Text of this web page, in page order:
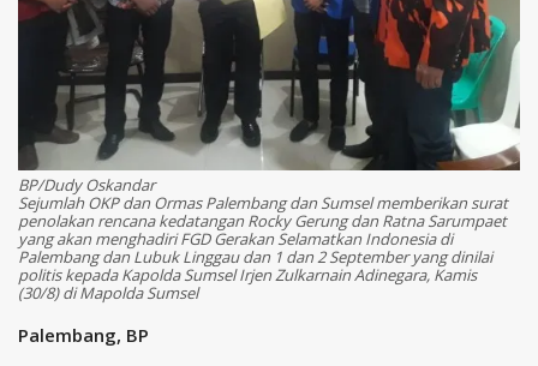
BP/Dudy Oskandar
Sejumlah OKP dan Ormas Palembang dan Sumsel memberikan surat
penolakan rencana kedatangan Rocky Gerung dan Ratna Sarumpaet
yang akan menghadiri FGD Gerakan Selamatkan Indonesia di
Palembang dan Lubuk Linggau dan 1 dan 2 September yang dinilai
politis kepada Kapolda Sumsel Irjen Zulkarnain Adinegara, Kamis
(30/8) di Mapolda Sumsel
Palembang, BP